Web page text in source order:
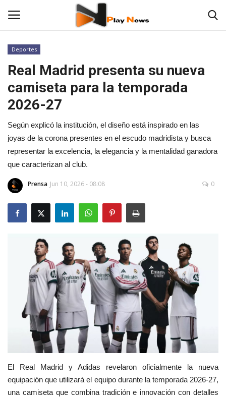
Noticias
Contáctenos
TV en Vivo
En Vivo
Fotos
Deportes
Empresas
Videos virales
Cine y TV
Tecnología
Podcast y Audios
Deportes
Real Madrid presenta su nueva
camiseta para la temporada
2026-27
Según explicó la institución, el diseño está inspirado en las
joyas de la corona presentes en el escudo madridista y busca
representar la excelencia, la elegancia y la mentalidad ganadora
que caracterizan al club.
Prensa Jun 10, 2026 - 08:08 0
El Real Madrid y Adidas revelaron oficialmente la nueva
equipación que utilizará el equipo durante la temporada 2026-27,
una camiseta que combina tradición e innovación con detalles